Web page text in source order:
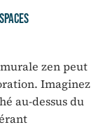
zen peut
Imaginez
au-dessus du